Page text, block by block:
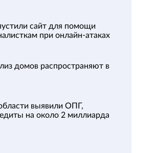
сайт для помощи
при онлайн-атаках
домов распространяют в
выявили ОПГ,
на около 2 миллиарда